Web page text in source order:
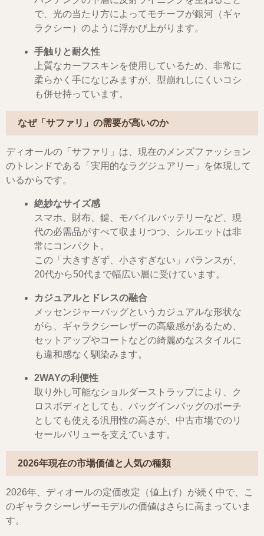
で、光の当たり方によってモチーフが銀河（ギャ
ラクシー）のように浮かび上がります。
手触りと耐久性
上質なカーフスキンを使用しているため、非常に
柔らかく手になじみますが、型崩れしにくいコシ
も併せ持っています。
なぜ「サファリ」の需要が高いのか
ディオールの「サファリ」は、現在のメンズファッション
のトレンドである「実用的なラグジュアリー」を体現して
いるからです。
絶妙なサイズ感
スマホ、財布、鍵、モバイルバッテリーなど、現
代の必需品がすべて収まりつつ、シルエットは非
常にコンパクト。
この「大きすぎず、小さすぎない」バランスが、
20代から50代まで幅広い層に受けています。
カジュアルとドレスの融合
メッセンジャーバッグというカジュアルな形状な
がら、ギャラクシーレザーの高級感があるため、
セットアップやコートなどの綺麗めなスタイルに
も違和感なく馴染みます。
2WAYの利便性
取り外し可能なショルダーストラップにより、ク
ロスボディとしても、バッグインバッグのポーチ
としても使える汎用性の高さが、中古市場でのリ
セールバリューを支えています。
2026年現在の市場価値と人気の種類
2026年、ディオールの定価改定（値上げ）が続く中で、こ
のギャラクシーレザーモデルの価値はさらに高まっていま
す。